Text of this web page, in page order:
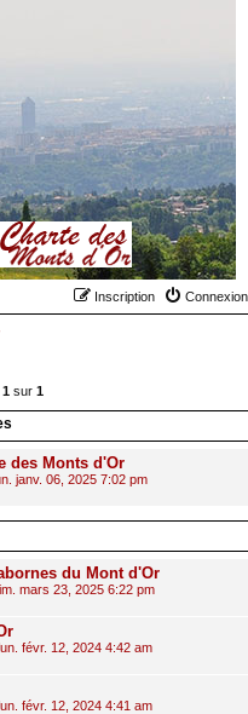
Connexion
Inscription
1 sur 1
des Monts d'Or
janv. 06, 2025 7:02 pm
du Mont d'Or
mars 23, 2025 6:22 pm
févr. 12, 2024 4:42 am
févr. 12, 2024 4:41 am